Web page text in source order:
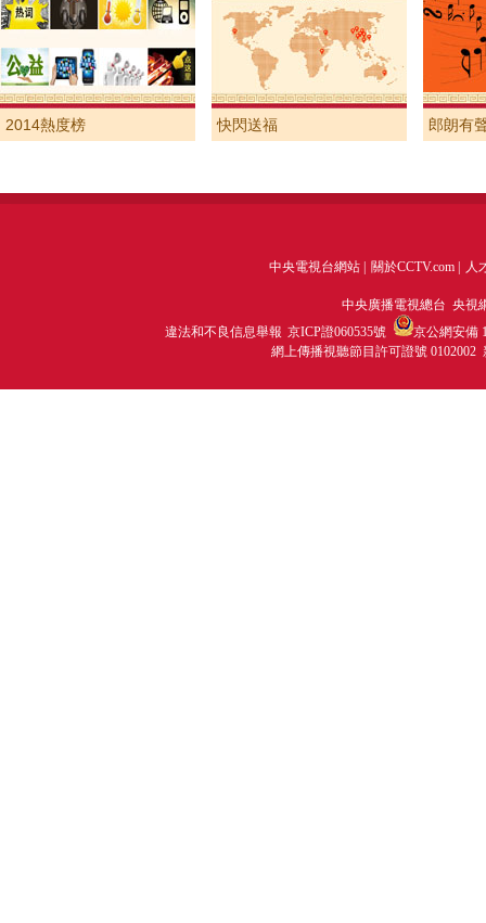
2014熱度榜 快閃送福 郎朗有
中央電視台網站 關於CCTV.com 人
中央廣播電視總台 央視
違法和不良信息舉報 京ICP證060535號
京公網安備
網上傳播視聽節目許可證號 0102002